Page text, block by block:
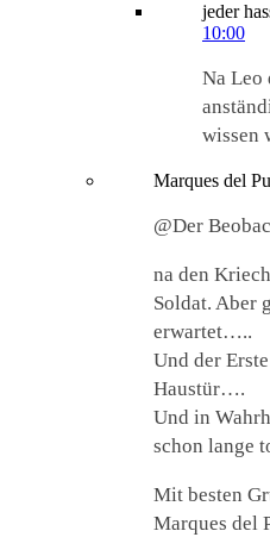
jeder
10:00
Na Leo
wissen
Marques del
@Der
na den
Soldat. Aber
erwartet…..
Und der
Haustür….
Und in
schon lange
Mit besten
Marques del